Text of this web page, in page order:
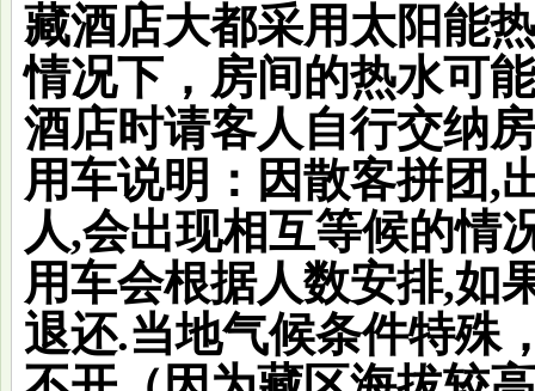
藏酒店大都采用太阳能
情况下，房间的热水可
酒店时请客人自行交纳
用车说明： 因散客拼团,
人,会出现相互等候的情
用车会根据人数安排,如
退还.当地气候条件特殊